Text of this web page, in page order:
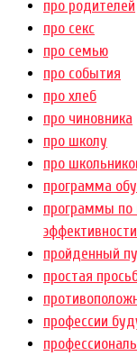
про родителей
про секс
про семью
про события
про хлеб
про чиновника
про школу
про
программа
программы
пройденный
простая
профессии